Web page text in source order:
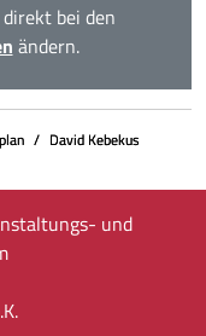
bei den
ändern.
David Kebekus
und